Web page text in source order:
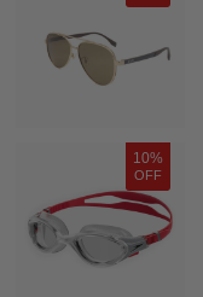
10%
OFF